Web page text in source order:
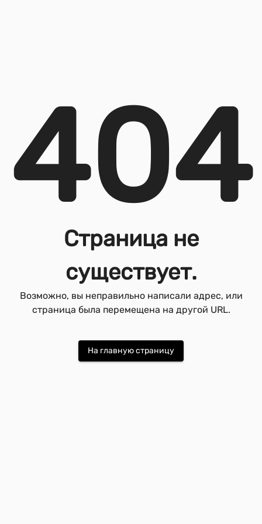
404
Страница не
существует.
Возможно, вы неправильно написали адрес, или
страница была перемещена на другой URL.
На главную страницу